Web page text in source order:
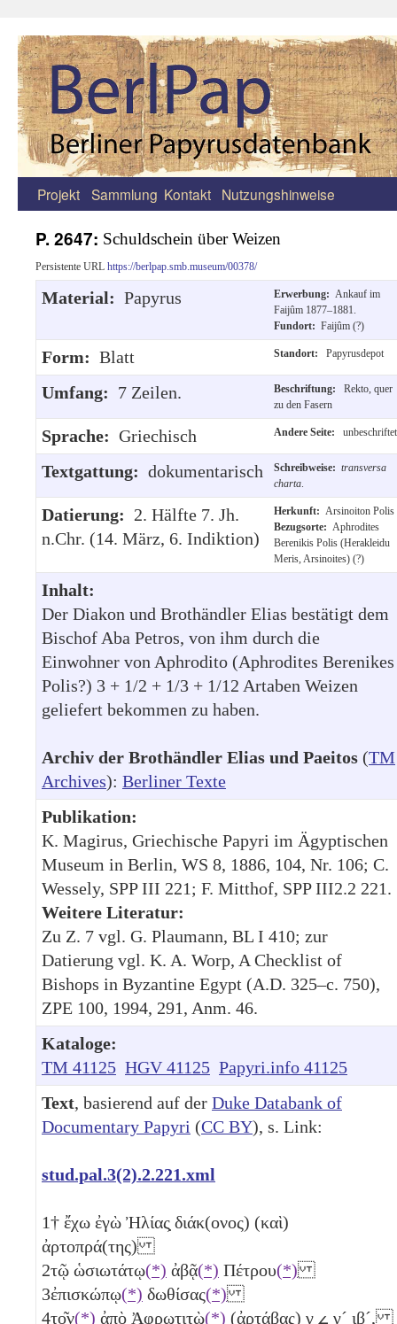
Zum
springen
Projekt Sammlung Kontakt Nutzungshinweise
P. 2647: Schuldschein über Weizen
Persistente URL https://berlpap.smb.museum/00378/
Material: Papyrus Erwerbung: Ankauf im
Faijûm 1877–1881.
Fundort: Faijûm (?)
Form: Blatt Standort: Papyrusdepot
Umfang: 7 Zeilen. Beschriftung:
Rekto, quer
zu den Fasern
Sprache: Griechisch Andere Seite: unbeschriftet
Textgattung: dokumentarisch Schreibweise: transversa
charta
Datierung: 2. Hälfte 7. Jh.
n.Chr. (14. März, 6. Indiktion)
Herkunft: Arsinoiton Polis
Bezugsorte: Aphrodites
Berenikis Polis (Herakleidu
Meris, Arsinoites) (?)
Inhalt:
Der Diakon und Brothändler Elias bestätigt dem
Bischof Aba Petros, von ihm durch die
Einwohner von Aphrodito (Aphrodites Berenikes
Polis?) 3 + 1/2 + 1/3 + 1/12 Artaben Weizen
geliefert bekommen zu haben.
Archiv der Brothändler Elias und Paeitos (TM
Archives): Berliner Texte
Publikation:
K. Magirus, Griechische Papyri im Ägyptischen
Museum in Berlin, WS 8, 1886, 104, Nr. 106; C.
Wessely, SPP III 221; F. Mitthof, SPP III2.2 221.
Weitere Literatur:
Zu Z. 7 vgl. G. Plaumann, BL I 410; zur
Datierung vgl. K. A. Worp, A Checklist of
Bishops in Byzantine Egypt (A.D. 325–c. 750),
ZPE 100, 1994, 291, Anm. 46.
Kataloge:
TM 41125 HGV 41125 Papyri.info 41125
Text, basierend auf der Duke Databank of
Documentary Papyri (CC BY), s. Link:
stud.pal.3(2).2.221.xml
1† ἔχω ἐγὼ Ἠλίας̣ διάκ(ονος) (καὶ)
ἀρτοπρά(της)
2τῷ ὡσιωτάτῳ(*) ἀβᾷ(*) Πέτρου(*)
3ἐπισκώπῳ(*) δωθίσας(*)
4το͂ν(*) ἀπὸ Ἀφρωτιτὼ(*) (ἀρτάβας) γ 𐅵 γ´ ιβ´,